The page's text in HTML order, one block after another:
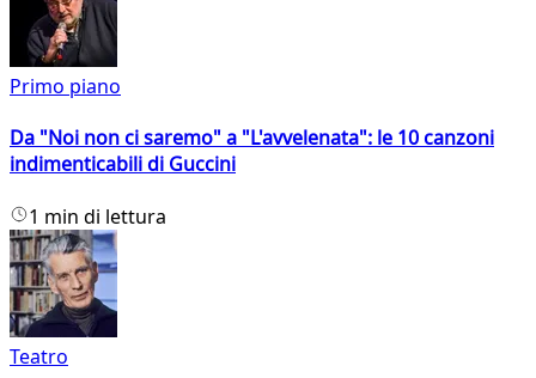
Primo piano
Da "Noi non ci saremo" a "L'avvelenata": le 10 canzoni
indimenticabili di Guccini
1 min di lettura
Teatro